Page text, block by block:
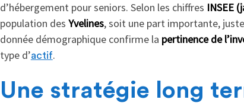
d’hébergement pour seniors. Selon les chiffres INSEE
population des Yvelines, soit une part importante,
donnée démographique confirme la pertinence de
type d’actif.
Une stratégie long